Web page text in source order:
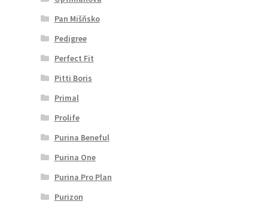
Pan Mišňsko
Pedigree
Perfect Fit
Pitti Boris
Primal
Prolife
Purina Beneful
Purina One
Purina Pro Plan
Purizon